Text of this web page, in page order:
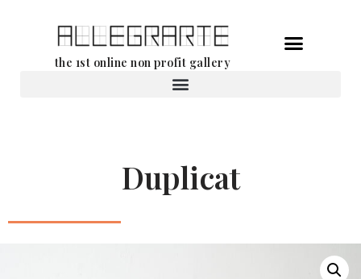
the 1st online non profit gallery
Duplicat